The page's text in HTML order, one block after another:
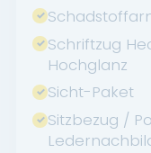
Schriftzug
Hochglanz
Sicht-Paket
Sitzbezug /